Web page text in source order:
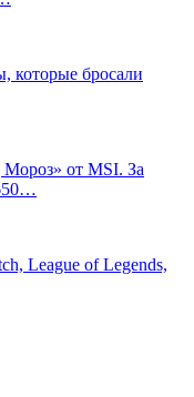
бросали
Мороз» от MSI. За
League of Legends,